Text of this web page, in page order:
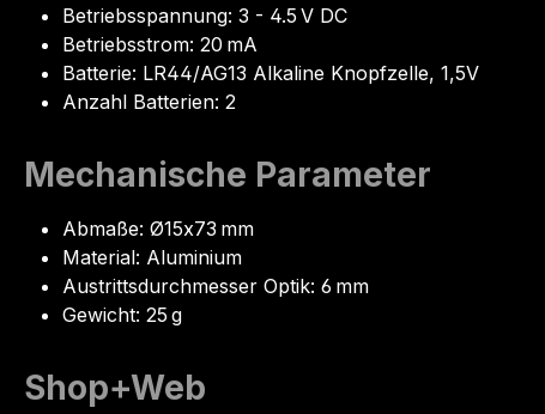
Betriebsspannung: 3 - 4.5 V DC
Betriebsstrom: 20 mA
Batterie: LR44/AG13 Alkaline Knopfzelle, 1,5V
Anzahl Batterien: 2
Mechanische Parameter
Abmaße: Ø15x73 mm
Material: Aluminium
Austrittsdurchmesser Optik: 6 mm
Gewicht: 25 g
Shop+Web